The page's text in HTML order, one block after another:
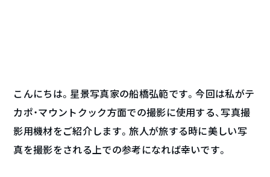
こんにちは。星景写真家の船橋弘範です。今回は私がテ
カポ・マウントクック方面での撮影に使用する、写真撮
影用機材をご紹介します。旅人が旅する時に美しい写
真を撮影をされる上での参考になれば幸いです。